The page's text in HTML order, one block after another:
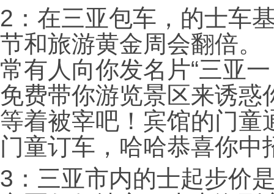
2：在三亚包车，的士车
节和旅游黄金周会翻倍
常有人向你发名片“三亚
免费带你游览景区来诱惑
等着被宰吧！宾馆的门童
门童订车，哈哈恭喜你中
3：三亚市内的士起步价